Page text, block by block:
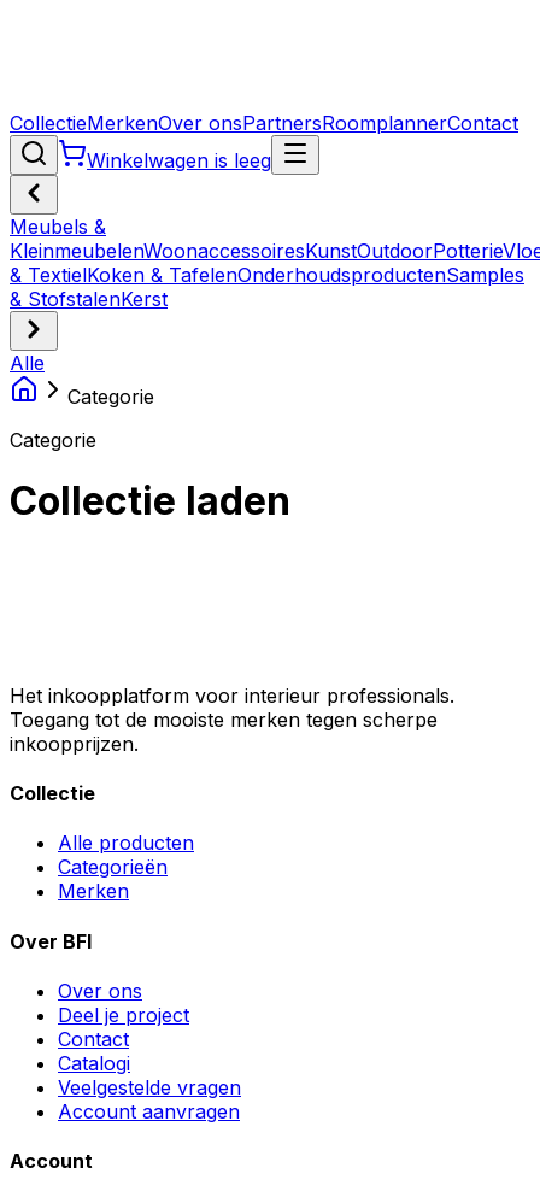
CollectieMerkenOver onsPartnersRoomplannerContact
Winkelwagen is leeg
Meubels &
KleinmeubelenWoonaccessoiresKunstOutdoorPotterie
& TextielKoken & TafelenOnderhoudsproductenSamples
& StofstalenKerst
Alle
Categorie
Categorie
Collectie laden
Het inkoopplatform voor interieur professionals.
Toegang tot de mooiste merken tegen scherpe
inkoopprijzen.
Collectie
Alle producten
Categorieën
Merken
Over BFI
Over ons
Deel je project
Contact
Catalogi
Veelgestelde vragen
Account aanvragen
Account